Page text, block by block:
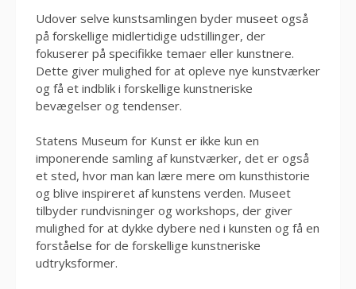
Udover selve kunstsamlingen byder museet også
på forskellige midlertidige udstillinger, der
fokuserer på specifikke temaer eller kunstnere.
Dette giver mulighed for at opleve nye kunstværker
og få et indblik i forskellige kunstneriske
bevægelser og tendenser.
Statens Museum for Kunst er ikke kun en
imponerende samling af kunstværker, det er også
et sted, hvor man kan lære mere om kunsthistorie
og blive inspireret af kunstens verden. Museet
tilbyder rundvisninger og workshops, der giver
mulighed for at dykke dybere ned i kunsten og få en
forståelse for de forskellige kunstneriske
udtryksformer.